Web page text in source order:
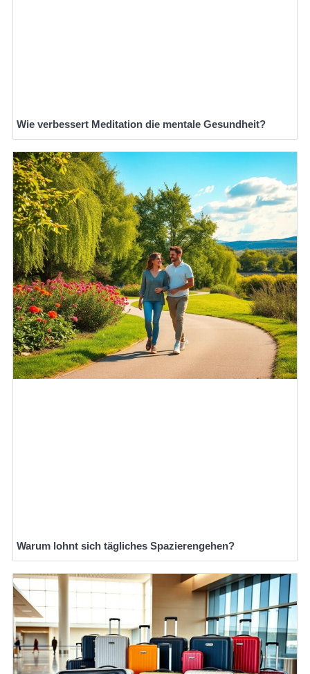
Wie verbessert Meditation die mentale Gesundheit?
Warum lohnt sich tägliches Spazierengehen?